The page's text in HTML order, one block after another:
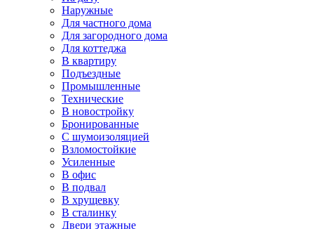
Наружные
Для частного дома
Для загородного дома
Для коттеджа
В квартиру
Подъездные
Промышленные
Технические
В новостройку
Бронированные
С шумоизоляцией
Взломостойкие
Усиленные
В офис
В подвал
В хрущевку
В сталинку
Двери этажные